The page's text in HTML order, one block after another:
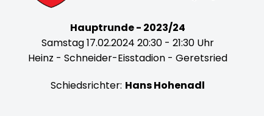
Hauptrunde - 2023/24
Samstag 17.02.2024 20:30 - 21:30 Uhr
Heinz - Schneider-Eisstadion - Geretsried
Schiedsrichter: Hans Hohenadl